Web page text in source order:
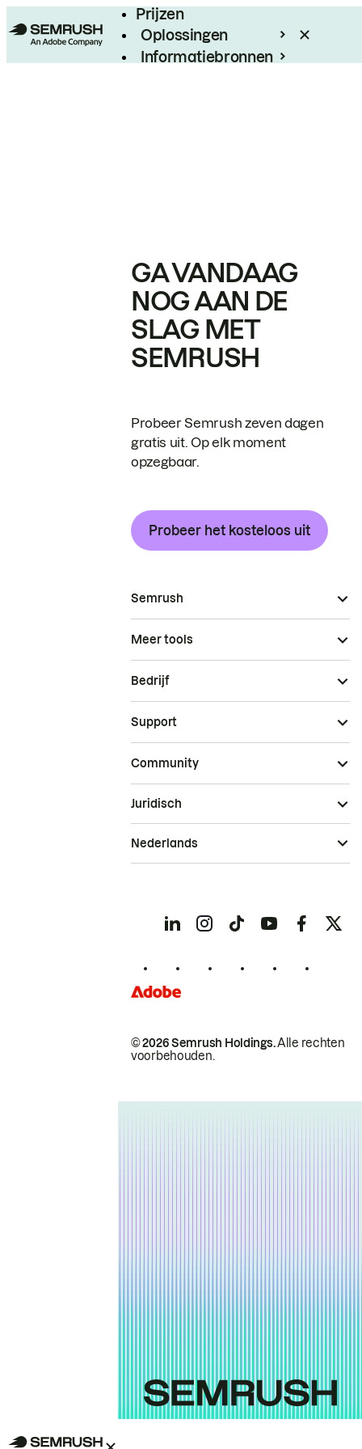
Prijzen
Oplossingen
Informatiebronnen
GA VANDAAG
NOG AAN DE
SLAG MET
SEMRUSH
Probeer Semrush zeven dagen
gratis uit. Op elk moment
opzegbaar.
Probeer het kosteloos uit
Semrush
Meer tools
Bedrijf
Support
Community
© 2026 Semrush Holdings.Alle rechten
voorbehouden.
Juridisch
Nederlands